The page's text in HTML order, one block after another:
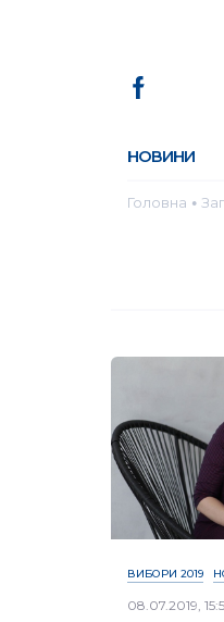
НОВИНИ
Головна ●
ВИБОРИ 2019
08.07.2019,